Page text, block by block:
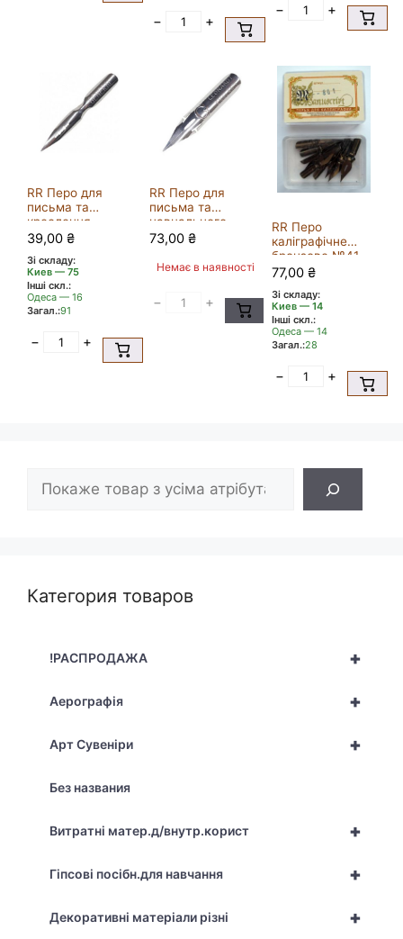
− +
− +
RR Перо для
письма та
креслення
нікельоване
“Зірочка”
39,00 ₴
Зі складу:
Киев — 75
Інші скл.:
Одеса — 16
Загал.:91
− +
RR Перо для
письма та
навчального
малюнка
нікельоване
73,00 ₴
Немає в наявності
− +
RR Перо
каліграфічне
бронзове №41
77,00 ₴
Зі складу:
Киев — 14
Інші скл.:
Одеса — 14
Загал.:28
− +
Пошук
Категория товаров
+
!РАСПРОДАЖА
+
Аерографія
+
Арт Сувеніри
Без названия
+
Витратні матер.д/внутр.корист
+
Гіпсові посібн.для навчання
+
Декоративні матеріали різні